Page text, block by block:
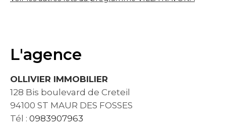
L'agence
OLLIVIER IMMOBILIER
128 Bis boulevard de Creteil
94100 ST MAUR DES FOSSES
Tél : 0983907963